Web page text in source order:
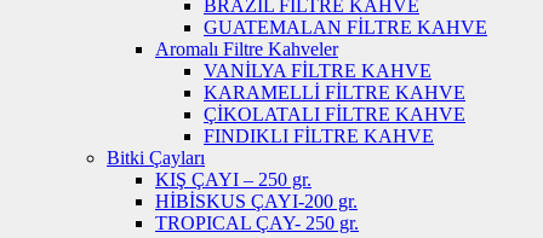
BRAZİL FİLTRE KAHVE
GUATEMALAN FİLTRE KAHVE
Aromalı Filtre Kahveler
VANİLYA FİLTRE KAHVE
KARAMELLİ FİLTRE KAHVE
ÇİKOLATALI FİLTRE KAHVE
FINDIKLI FİLTRE KAHVE
Bitki Çayları
KIŞ ÇAYI – 250 gr.
HİBİSKUS ÇAYI-200 gr.
TROPICAL ÇAY- 250 gr.